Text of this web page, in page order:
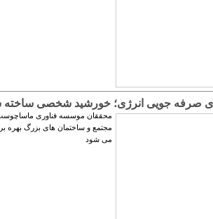
صرفه جویی انرژی؛ خورشید شخصی ساخته
محققان موسسه فناوری
مجتمع و ساختمان های بزرگ بهره
می شود